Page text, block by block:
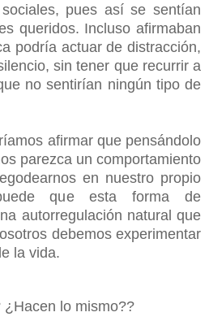
pues así se sentían
queridos. Incluso afirmaban
podría actuar de distracción,
sin tener que recurrir a
no sentirían ningún tipo de
afirmar que pensándolo
parezca un comportamiento
en nuestro propio
que esta forma de
autorregulación natural que
debemos experimentar
la vida.
lo mismo??